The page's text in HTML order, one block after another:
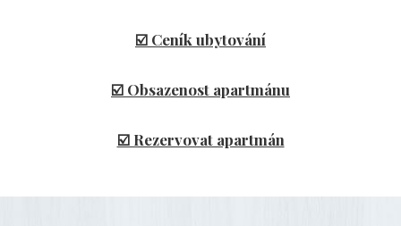
☑️ Ceník ubytování
☑️ Obsazenost apartmánu
☑️ Rezervovat apartmán